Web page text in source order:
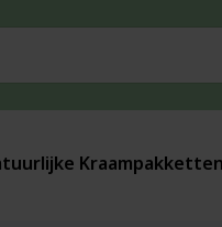
Kraampakketten